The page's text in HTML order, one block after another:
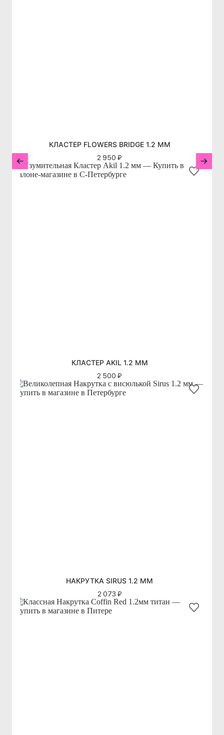
КЛАСТЕР FLOWERS BRIDGE 1.2 ММ
2 950 ₽
КЛАСТЕР AKIL 1.2 ММ
2 500 ₽
НАКРУТКА SIRUS 1.2 ММ
2 073 ₽